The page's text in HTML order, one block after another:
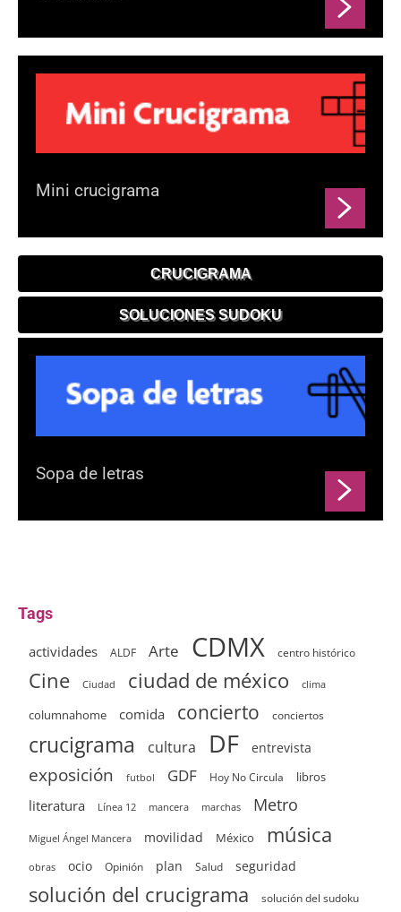
Mini crucigrama
CRUCIGRAMA
SOLUCIONES SUDOKU
Sopa de letras
Tags
actividades ALDF Arte CDMX centro histórico
Cine Ciudad ciudad de méxico clima
columnahome comida concierto conciertos
crucigrama cultura DF entrevista
exposición futbol GDF Hoy No Circula libros
literatura Línea 12 mancera marchas Metro
Miguel Ángel Mancera movilidad México música
obras ocio Opinión plan Salud seguridad
solución del crucigrama solución del sudoku